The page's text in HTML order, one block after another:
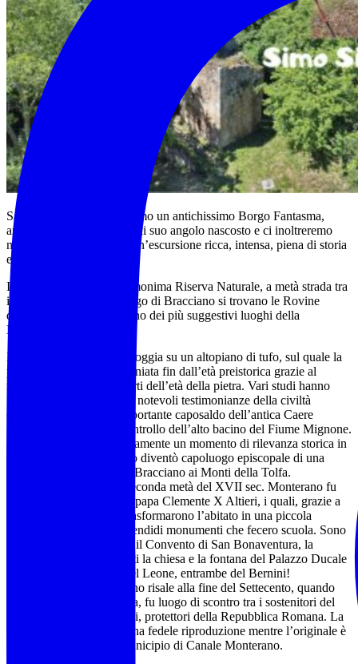
Sabato 06 Giugno visiteremo un antichissimo Borgo Fantasma,
andremo alla ricerca di ogni suo angolo nascosto e ci inoltreremo
nella natura circostante! Un’escursione ricca, intensa, piena di storia
e di cinema!!!!
Immerse nel verde dell’omonima Riserva Naturale, a metà strada tra
i monti della Tolfa ed il lago di Bracciano si trovano le Rovine
dell’Antica Monterano, uno dei più suggestivi luoghi della
Maremma Laziale.
I resti dell’antico Borgo poggia su un altopiano di tufo, sul quale la
presenza umana è testimoniata fin dall’età preistorica grazie al
rinvenimento di vari reperti dell’età della pietra. Vari studi hanno
individuato sull’altopiano notevoli testimonianze della civiltà
etrusca, quando fu un importante caposaldo dell’antica Caere
(l’odierna Cerveteri) a controllo dell’alto bacino del Fiume Mignone.
Abbandonata, visse nuovamente un momento di rilevanza storica in
epoca medioevale quando diventò capoluogo episcopale di una
vasta diocesi dal Lago di Bracciano ai Monti della Tolfa.
Successivamente, nella seconda metà del XVII sec. Monterano fu
acquistata dai familiari di papa Clemente X Altieri, i quali, grazie a
Gian Lorenzo Bernini, trasformarono l’abitato in una piccola
capitale Barocca, con splendidi monumenti che fecero scuola. Sono
di questa fase la Chiesa e il Convento di San Bonaventura, la
fontana ottagonale davanti la chiesa e la fontana del Palazzo Ducale
sormontata dalla statua del Leone, entrambe del Bernini!
L’abbandono di Monterano risale alla fine del Settecento, quando
già devastata dalla malaria, fu luogo di scontro tra i sostenitori del
Papa e i giacobini francesi, protettori della Repubblica Romana. La
fontana oggi presente è una fedele riproduzione mentre l’originale è
posto nella Piazza del Municipio di Canale Monterano.